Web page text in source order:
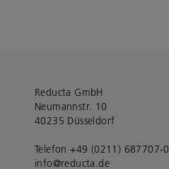
Reducta GmbH
Neumannstr. 10
40235 Düsseldorf
Telefon +49 (0211) 687707-0
info@reducta.de